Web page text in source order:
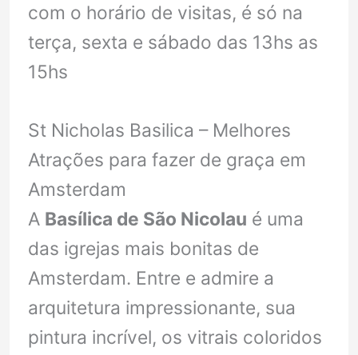
com o horário de visitas, é só na
terça, sexta e sábado das 13hs as
15hs
St Nicholas Basilica – Melhores
Atrações para fazer de graça em
Amsterdam
A Basílica de São Nicolau é uma
das igrejas mais bonitas de
Amsterdam. Entre e admire a
arquitetura impressionante, sua
pintura incrível, os vitrais coloridos